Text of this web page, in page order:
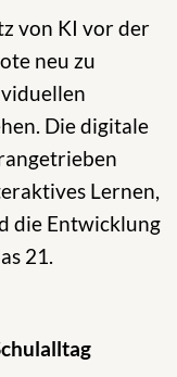
von KI vor der
neu zu
Die digitale
Lernen,
die Entwicklung
21.